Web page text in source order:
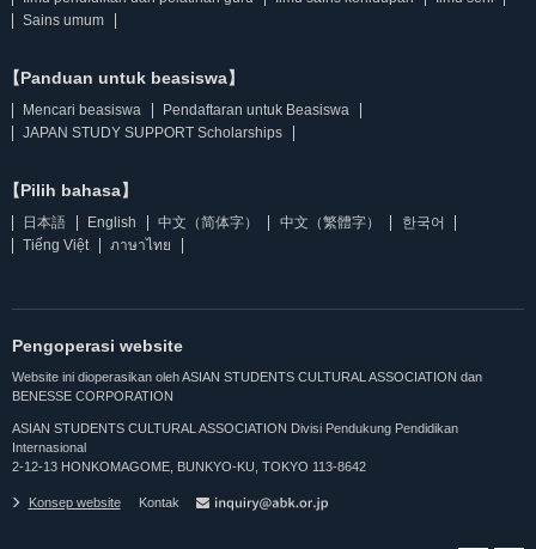
Sains umum
【Panduan untuk beasiswa】
Mencari beasiswa
Pendaftaran untuk Beasiswa
JAPAN STUDY SUPPORT Scholarships
【Pilih bahasa】
日本語 English 中文（简体字） 中文（繁體字）
한국어
Tiếng Việt
ภาษาไทย
Pengoperasi website
Website ini dioperasikan oleh ASIAN STUDENTS CULTURAL ASSOCIATION dan
BENESSE CORPORATION
ASIAN STUDENTS CULTURAL ASSOCIATION Divisi Pendukung Pendidikan
Internasional
2-12-13 HONKOMAGOME, BUNKYO-KU, TOKYO 113-8642
Konsep website Kontak